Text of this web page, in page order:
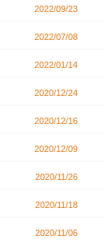
2022/09/23
2022/07/08
2022/01/14
2020/12/24
2020/12/16
2020/12/09
2020/11/26
2020/11/18
2020/11/06